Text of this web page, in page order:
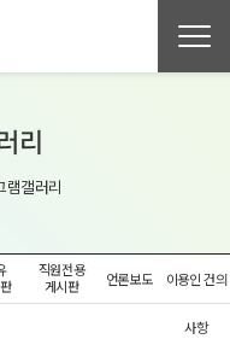
리
램갤러리
직원전용
게시판
언론보도 이용인 건의
사항